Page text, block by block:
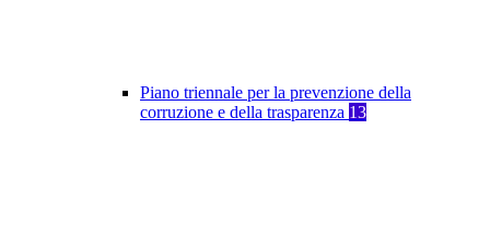
Piano triennale per la prevenzione della
corruzione e della trasparenza 13